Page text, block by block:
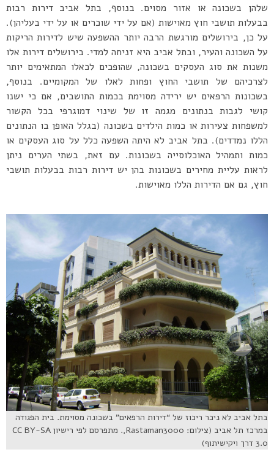
שלהן בשכונה או אזור מסוים. בנוסף, בתל אביב דירות רבות
בבעלות תושבי חוץ מאוישות (אם על ידי שוכרים או על ידי בעליהן).
על כן, בירושלים מורגשת הרבה יותר ההשפעה שיש לדירות הריקות
על השכונה והעיר, ובתל אביב היא זניחה למדי. בירושלים דירות אלו
משנות את סוג העסקים בשכונה, שהופכים לכאלו המתאימים יותר
לצרכיהם של תושבי החוץ ופחות לאלו של המקומיים. בנוסף,
בשכונות הרפאים יש ירידה מסוימת בכמות התושבים, אם כי ישנו
קושי לגבות בנתונים מגמה זו של שינוי דמוגרפי בכל הקשור
למשפחות צעירות או כמות הילדים בשכונה (בגלל האופן בו הנתונים
הללו נמדדים). בתל אביב לא היתה השפעה כלל על סוג העסקים או
כמות ותמהיל האוכלוסייה בשכונות. עם זאת, בשתי הערים ניתן
לראות עליית מחירים בשכונות בהן יש דירות רבות בבעלות תושבי
חוץ, גם אם הדירות הללו מאוישות.
בתל אביב לא ניכר ריכוז של “דירות הרפאים” בשכונה מסוימת. בית הפגודה
במרכז תל אביב (צילום: Rastaman3000,. מתפרסם לפי רישיון CC BY-SA
3.0 דרך ויקישיתוף)